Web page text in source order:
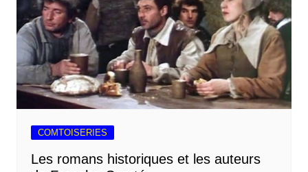
COMTOISERIES
Les romans historiques et les auteurs